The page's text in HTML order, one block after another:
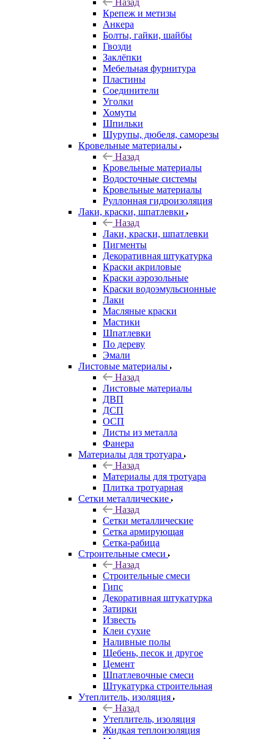
Назад
Крепеж и метизы
Анкера
Болты, гайки, шайбы
Гвозди
Заклёпки
Мебельная фурнитура
Пластины
Соединители
Уголки
Хомуты
Шпильки
Шурупы, дюбеля, саморезы
Кровельные материалы
Назад
Кровельные материалы
Водосточные системы
Кровельные материалы
Руллонная гидроизоляция
Лаки, краски, шпатлевки
Назад
Лаки, краски, шпатлевки
Пигменты
Декоративная штукатурка
Краски акриловые
Краски аэрозольные
Краски водоэмульсионные
Лаки
Масляные краски
Мастики
Шпатлевки
По дереву
Эмали
Листовые материалы
Назад
Листовые материалы
ДВП
ДСП
ОСП
Листы из металла
Фанера
Материалы для тротуара
Назад
Материалы для тротуара
Плитка тротуарная
Сетки металлические
Назад
Сетки металлические
Сетка армирующая
Сетка-рабица
Строительные смеси
Назад
Строительные смеси
Гипс
Декоративная штукатурка
Затирки
Известь
Клеи сухие
Наливные полы
Щебень, песок и другое
Цемент
Шпатлевочные смеси
Штукатурка строительная
Утеплитель, изоляция
Назад
Утеплитель, изоляция
Жидкая теплоизоляция